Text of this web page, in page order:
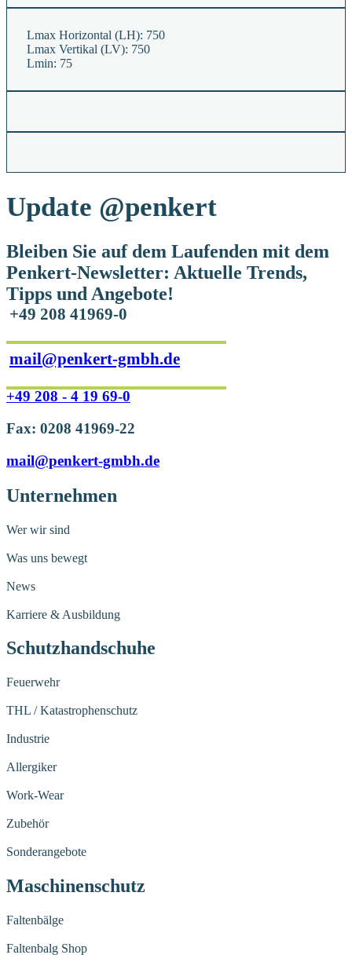
Lmax Horizontal (LH): 750
Lmax Vertikal (LV): 750
Lmin: 75
Update @penkert
Bleiben Sie auf dem Laufenden mit dem
Penkert-Newsletter: Aktuelle Trends,
Tipps und Angebote!
+49 208 41969-0
mail@penkert-gmbh.de
+49 208 - 4 19 69-0
Fax: 0208 41969-22
mail@penkert-gmbh.de
Unternehmen
Wer wir sind
Was uns bewegt
News
Karriere & Ausbildung
Schutzhandschuhe
Feuerwehr
THL / Katastrophenschutz
Industrie
Allergiker
Work-Wear
Zubehör
Sonderangebote
Maschinenschutz
Faltenbälge
Faltenbalg Shop